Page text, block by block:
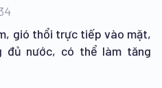
gió thổi trực tiếp vào mặt,
đủ nước, có thể làm tăng